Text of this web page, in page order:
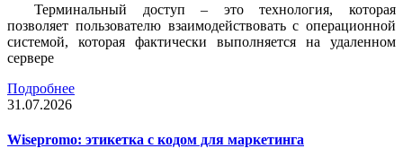
Терминальный доступ – это технология, которая
позволяет пользователю взаимодействовать с операционной
системой, которая фактически выполняется на удаленном
сервере
Подробнее
31.07.2026
Wisepromo: этикетка c кодом для маркетинга